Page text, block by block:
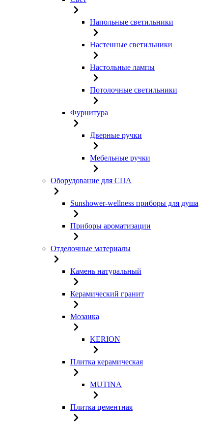
Напольные светильники
Настенные светильники
Настольные лампы
Потолочные светильники
Фурнитура
Дверные ручки
Мебельные ручки
Оборудование для СПА
Sunshower-wellness приборы для душа
Приборы ароматизации
Отделочные материалы
Камень натуральный
Керамический гранит
Мозаика
KERION
Плитка керамическая
MUTINA
Плитка цементная